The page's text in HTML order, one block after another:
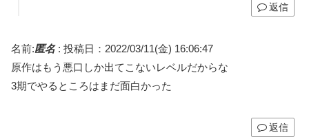
返信
名前:匿名: 投稿日：2022/03/11(金) 16:06:47
原作はもう悪口しか出てこないレベルだからな
3期でやるところはまだ面白かった
返信